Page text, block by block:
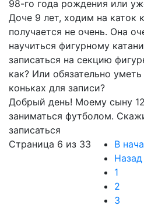
98-го года рождения или
Доче 9 лет, ходим на каток
получается не очень. Она
научиться фигурному
записаться на секцию
как? Или обязательно
коньках для записи?
Добрый день! Моему сыну
заниматься футболом.
записаться
Страница 6 из 33
В
Назад
1
2
3